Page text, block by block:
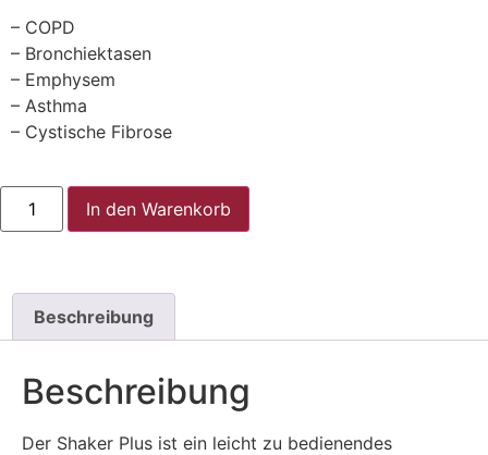
– COPD
– Bronchiektasen
– Emphysem
– Asthma
– Cystische Fibrose
In den Warenkorb
Beschreibung
Beschreibung
Der Shaker Plus ist ein leicht zu bedienendes